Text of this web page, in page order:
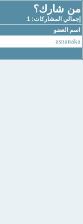
من شارك؟
إجمالي المشاركات: 1
اسم العضو
asnanaka